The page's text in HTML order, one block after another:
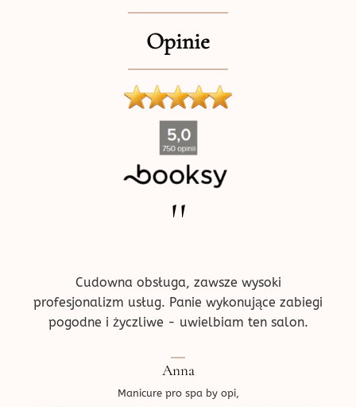
Opinie
''
Cudowna obsługa, zawsze wysoki
profesjonalizm usług. Panie wykonujące zabiegi
pogodne i życzliwe - uwielbiam ten salon.
Anna
Manicure pro spa by opi,